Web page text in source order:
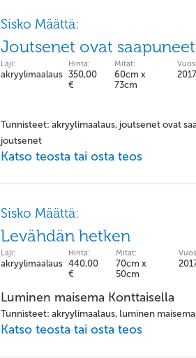
Sisko Määttä:
Joutsenet ovat saapuneet
Laji:
akryylimaalaus
Hinta:
350,00
€
Mitat:
60cm x
73cm
2017
Tunnisteet: akryylimaalaus, joutsenet ovat
joutsenet
Katso teosta tai osta teos
Sisko Määttä:
Levähdän hetken
Laji:
akryylimaalaus
Hinta:
440,00
€
Mitat:
70cm x
50cm
Luminen maisema Konttaisella
Tunnisteet: akryylimaalaus, luminen
Katso teosta tai osta teos